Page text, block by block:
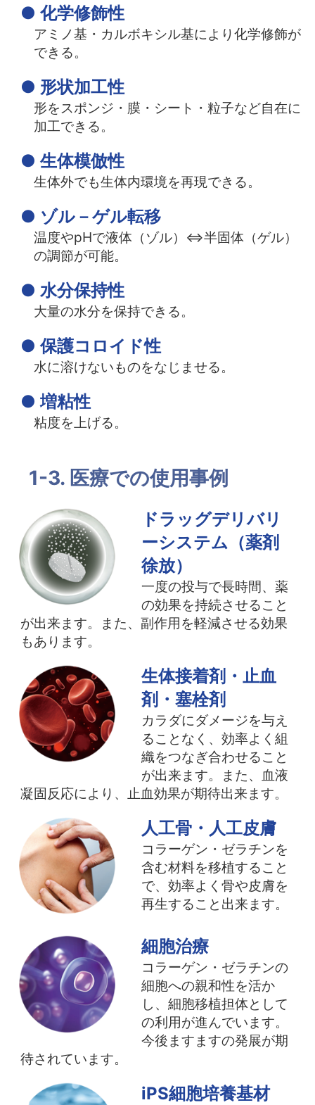
● 化学修飾性
アミノ基・カルボキシル基により化学修飾が
できる。
● 形状加工性
形をスポンジ・膜・シート・粒子など自在に
加工できる。
● 生体模倣性
生体外でも生体内環境を再現できる。
● ゾル－ゲル転移
温度やpHで液体（ゾル）⇔半固体（ゲル）
の調節が可能。
● 水分保持性
大量の水分を保持できる。
● 保護コロイド性
水に溶けないものをなじませる。
● 増粘性
粘度を上げる。
1-3. 医療での使用事例
ドラッグデリバリ
ーシステム（薬剤
徐放）
一度の投与で長時間、薬
の効果を持続させること
が出来ます。また、副作用を軽減させる効果
もあります。
生体接着剤・止血
剤・塞栓剤
カラダにダメージを与え
ることなく、効率よく組
織をつなぎ合わせること
が出来ます。また、血液
凝固反応により、止血効果が期待出来ます。
人工骨・人工皮膚
コラーゲン・ゼラチンを
含む材料を移植すること
で、効率よく骨や皮膚を
再生すること出来ます。
細胞治療
コラーゲン・ゼラチンの
細胞への親和性を活か
し、細胞移植担体として
の利用が進んでいます。
今後ますますの発展が期
待されています。
iPS細胞培養基材